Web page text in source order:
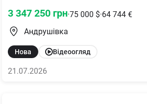
3 347 250 грн·75 000 $·64 744 €
Андрушівка
Нова Відеоогляд
21.07.2026